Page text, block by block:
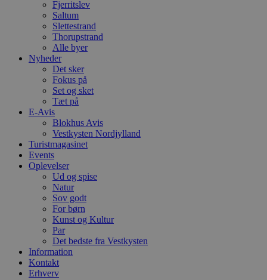
Fjerritslev
Saltum
Slettestrand
Thorupstrand
Alle byer
Nyheder
Det sker
Fokus på
Set og sket
Tæt på
E-Avis
Blokhus Avis
Vestkysten Nordjylland
Turistmagasinet
Events
Oplevelser
Ud og spise
Natur
Sov godt
For børn
Kunst og Kultur
Par
Det bedste fra Vestkysten
Information
Kontakt
Erhverv